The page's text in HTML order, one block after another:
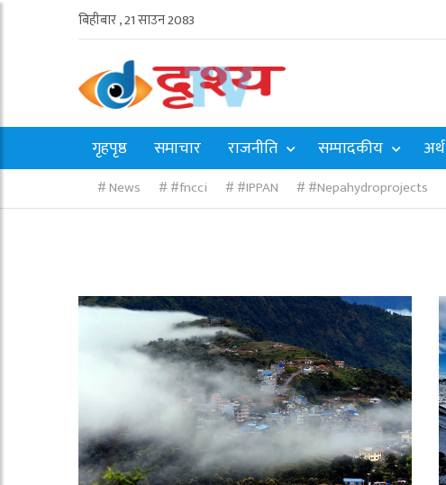
बिहीबार , 21 साउन 2083
गृहपृष्ठ समाचार राजनीति सम्पादकीय अर्थ
News #fncci #IPPAN #Nepahydroprojects